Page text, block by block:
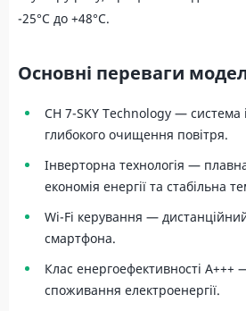
-25°C до +48°C.
Основні переваги
CH 7-SKY Technology — система
глибокого очищення повітря.
Інверторна технологія —
економія енергії та стабільна
Wi-Fi керування —
смартфона.
Клас енергоефективності A+++
споживання електроенергії.